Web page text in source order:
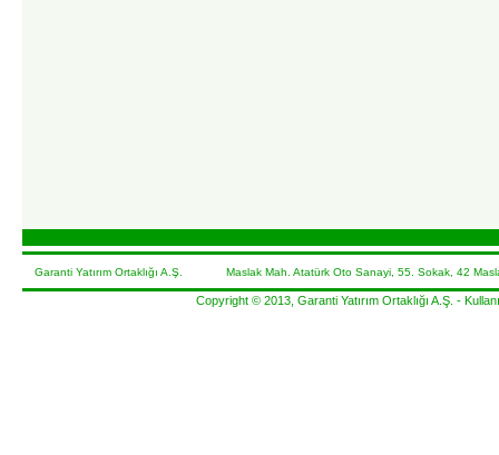
Garanti Yatırım Ortaklığı A.Ş. Maslak Mah. Atatürk Oto Sanayi, 55. Sokak, 42
Copyright © 2013, Garanti Yatırım Ortaklığı A.Ş. -